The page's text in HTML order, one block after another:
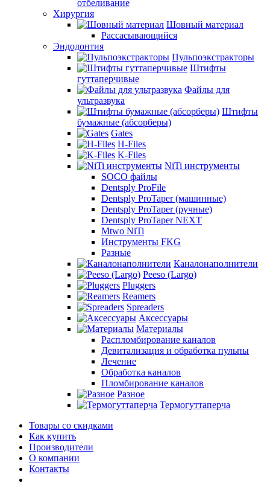
отбеливание
Хирургия
Шовный материал
Рассасывающийся
Эндодонтия
Пульпоэкстракторы
Штифты
гуттаперчивые
Файлы для
ультразвука
Штифты
бумажные (абсорберы)
Gates
H-Files
K-Files
NiTi инструменты
SOCO файлы
Dentsply ProFile
Dentsply ProTaper (машинные)
Dentsply ProTaper (ручные)
Dentsply ProTaper NEXT
Mtwo NiTi
Инструменты FKG
Разные
Каналонаполнители
Peeso (Largo)
Pluggers
Reamers
Spreaders
Аксессуары
Материалы
Распломбирование каналов
Девитализация и обработка пульпы
Лечение
Обработка каналов
Пломбирование каналов
Разное
Термогуттаперча
Товары со скидками
Как купить
Производители
О компании
Контакты